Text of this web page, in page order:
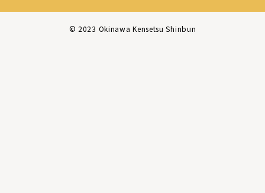
©︎ 2023 Okinawa Kensetsu Shinbun